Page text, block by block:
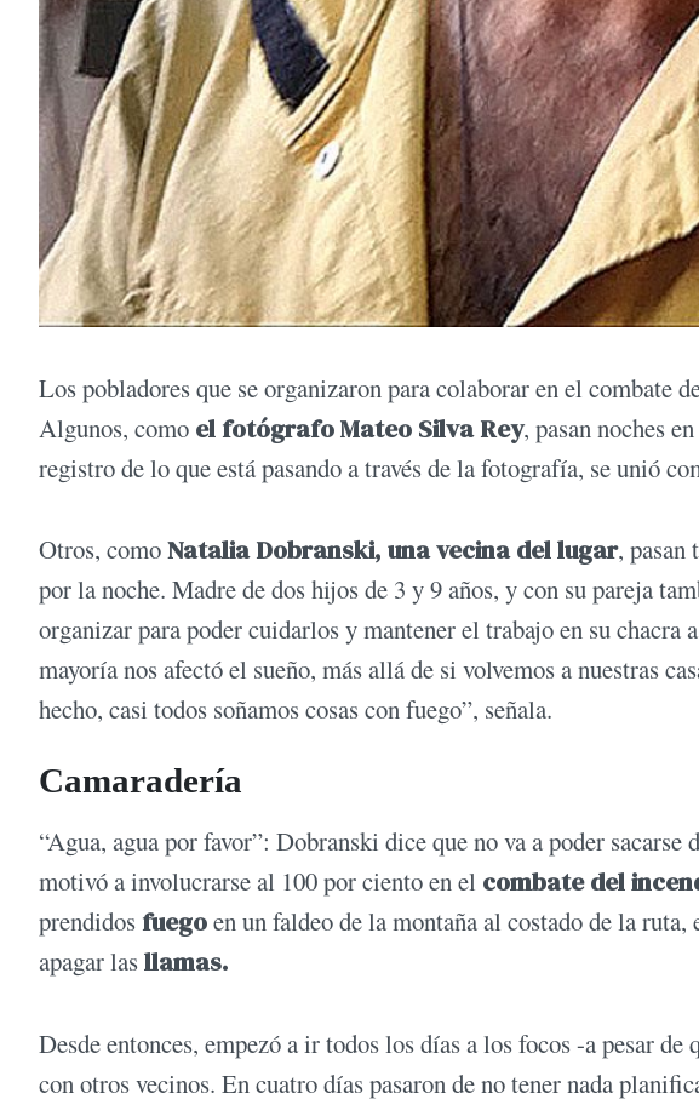
Los pobladores que se organizaron para colaborar en el combate
Algunos, como el fotógrafoMateo Silva Rey, pasan noches
registro de lo que está pasando a través de la fotografía, se unió
Otros, comoNatalia Dobranski, una vecina del lugar, pasan
por la noche. Madre de dos hijos de 3 y 9 años, y con su pareja
organizar para poder cuidarlos y mantener el trabajo en su
mayoría nos afectó el sueño, más allá de si volvemos a nuestras
hecho, casi todos soñamos cosas con fuego”, señala.
Camaradería
“Agua, agua por favor”: Dobranski dice que no va a poder sacarse
motivó a involucrarse al 100 por ciento en el combate del
prendidos fuegoen un faldeo de la montaña al costado de la
apagar lasllamas.
Desde entonces, empezó a ir todos los días a los focos -a pesar
con otros vecinos. En cuatro días pasaron de no tener nada